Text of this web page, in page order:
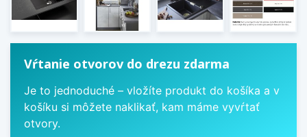
Vŕtanie otvorov do drezu zdarma
Je to jednoduché – vložíte produkt do košíka a v
košíku si môžete naklikať, kam máme vyvŕtať
otvory.